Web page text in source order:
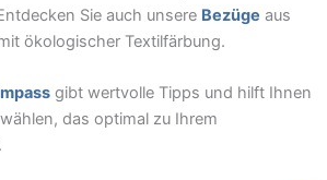
Sie auch unsere Bezüge aus
ökologischer Textilfärbung.
gibt wertvolle Tipps und hilft Ihnen
das optimal zu Ihrem